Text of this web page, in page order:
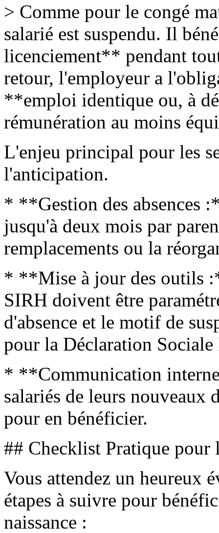
> Comme pour le congé
salarié est suspendu. Il
licenciement** pendant
retour, l'employeur a
**emploi identique ou, à
rémunération au moins
L'enjeu principal pour les
l'anticipation.
* **Gestion des absences
jusqu'à deux mois par
remplacements ou la
* **Mise à jour des outils
SIRH doivent être
d'absence et le motif de
pour la Déclaration
* **Communication
salariés de leurs nouveaux
pour en bénéficier.
## Checklist Pratique pour
Vous attendez un heureux
étapes à suivre pour
naissance :